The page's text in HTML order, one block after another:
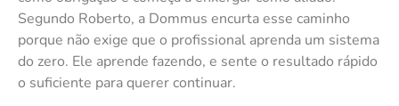
Segundo Roberto, a Dommus encurta esse caminho
porque não exige que o profissional aprenda um sistema
do zero. Ele aprende fazendo, e sente o resultado rápido
o suficiente para querer continuar.